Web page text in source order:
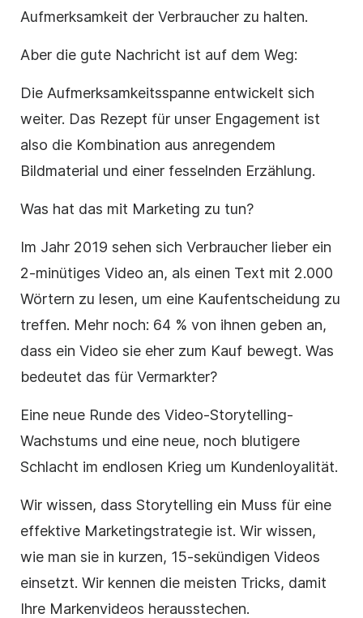
Aufmerksamkeit der Verbraucher zu halten.
Aber die gute Nachricht ist auf dem Weg:
Die Aufmerksamkeitsspanne entwickelt sich
weiter. Das Rezept für unser Engagement ist
also die Kombination aus anregendem
Bildmaterial und einer fesselnden Erzählung.
Was hat das mit Marketing zu tun?
Im Jahr 2019 sehen sich Verbraucher lieber ein
2-minütiges Video an, als einen Text mit 2.000
Wörtern zu lesen, um eine Kaufentscheidung zu
treffen. Mehr noch: 64 % von ihnen geben an,
dass ein Video sie eher zum Kauf bewegt. Was
bedeutet das für Vermarkter?
Eine neue Runde des Video-Storytelling-
Wachstums und eine neue, noch blutigere
Schlacht im endlosen Krieg um Kundenloyalität.
Wir wissen, dass Storytelling ein Muss für eine
effektive Marketingstrategie ist. Wir wissen,
wie man sie in kurzen, 15-sekündigen Videos
einsetzt. Wir kennen die meisten Tricks, damit
Ihre Markenvideos herausstechen.